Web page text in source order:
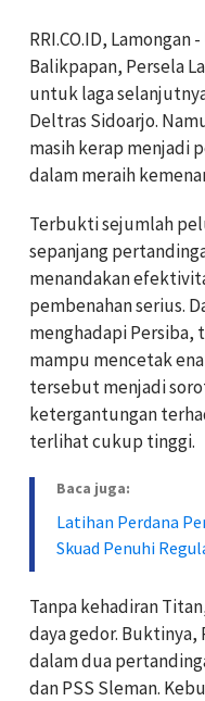
RRI.CO.ID, Lamongan
Balikpapan, Persela
untuk laga
Deltras Sidoarjo.
masih kerap menjadi
dalam meraih
Terbukti sejumlah
sepanjang
menandakan
pembenahan serius.
menghadapi Persiba,
mampu mencetak
tersebut menjadi
ketergantungan
terlihat cukup tinggi.
Baca juga:
Latihan Perdana
Skuad Penuhi
Tanpa kehadiran
daya gedor. Buktinya,
dalam dua
danPSS Sleman.